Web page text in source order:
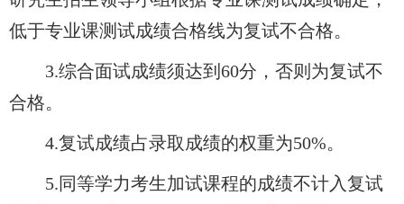
低于专业课测试成绩合格线为复试不合格。
3.综合面试成绩须达到60分，否则为复试不
合格。
4.复试成绩占录取成绩的权重为50%。
5.同等学力考生加试课程的成绩不计入复试